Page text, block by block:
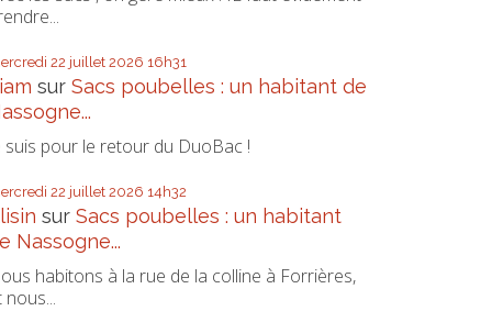
22 juillet 2026 16h31
surSacs poubelles : un habitant de
suis pour le retour du DuoBac !
22 juillet 2026 14h32
surSacs poubelles : un habitant
Nassogne...
habitons à la rue de la colline à Forrières,
nous...